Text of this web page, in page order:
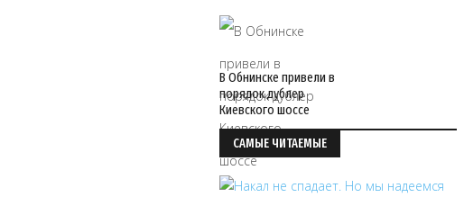
В Обнинске привели в
порядок дублер
Киевского шоссе
САМЫЕ ЧИТАЕМЫЕ